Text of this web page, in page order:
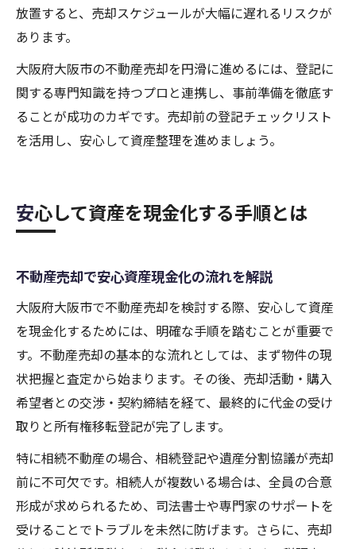
放置すると、売却スケジュールが大幅に遅れるリスクが
あります。
大阪府大阪市の不動産売却を円滑に進めるには、登記に
関する専門知識を持つプロと連携し、事前準備を徹底す
ることが成功のカギです。売却前の登記チェックリスト
を活用し、安心して資産整理を進めましょう。
安心して資産を現金化する手順とは
不動産売却で安心資産現金化の流れを解説
大阪府大阪市で不動産売却を検討する際、安心して資産
を現金化するためには、明確な手順を踏むことが重要で
す。不動産売却の基本的な流れとしては、まず物件の現
状把握と査定から始まります。その後、売却活動・購入
希望者との交渉・契約締結を経て、最終的に代金の受け
取りと所有権移転登記が完了します。
特に相続不動産の場合、相続登記や遺産分割協議が売却
前に不可欠です。相続人が複数いる場合は、全員の合意
形成が求められるため、司法書士や専門家のサポートを
受けることでトラブルを未然に防げます。さらに、売却